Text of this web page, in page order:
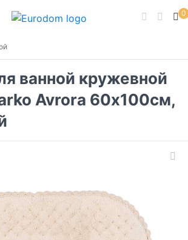
0
ванной кружевной
Avrora 60х100см,